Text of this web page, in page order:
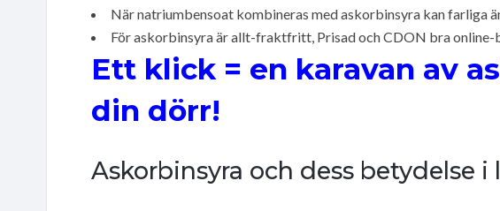
När natriumbensoat kombineras med askorbinsyra kan farliga
För askorbinsyra är allt-fraktfritt, Prisad och CDON bra online-
Ett klick = en karavan av
din dörr!
Askorbinsyra och dess betydelse i